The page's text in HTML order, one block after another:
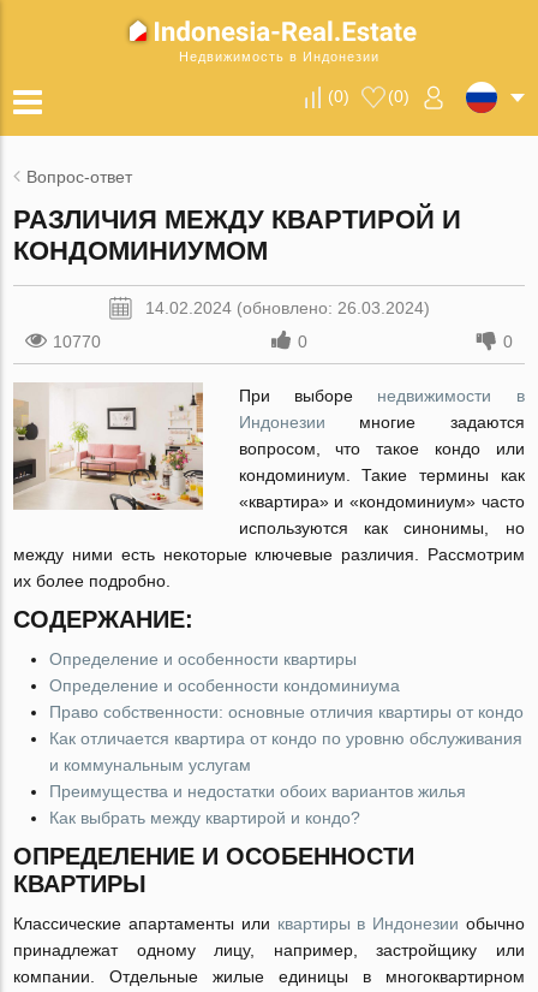
Недвижимость в Индонезии
(0) (0)
Вопрос-ответ
РАЗЛИЧИЯ МЕЖДУ КВАРТИРОЙ И
КОНДОМИНИУМОМ
14.02.2024 (обновлено: 26.03.2024)
10770
0 0
При выборе недвижимости в
Индонезии многие задаются
вопросом, что такое кондо или
кондоминиум. Такие термины как
«квартира» и «кондоминиум» часто
используются как синонимы, но
между ними есть некоторые ключевые различия. Рассмотрим
их более подробно.
СОДЕРЖАНИЕ:
Определение и особенности квартиры
Определение и особенности кондоминиума
Право собственности: основные отличия квартиры от кондо
Как отличается квартира от кондо по уровню обслуживания
и коммунальным услугам
Преимущества и недостатки обоих вариантов жилья
Как выбрать между квартирой и кондо?
ОПРЕДЕЛЕНИЕ И ОСОБЕННОСТИ
КВАРТИРЫ
Классические апартаменты или квартиры в Индонезии обычно
принадлежат одному лицу, например, застройщику или
компании. Отдельные жилые единицы в многоквартирном